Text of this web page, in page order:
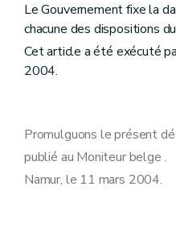
Le Gouvernement fixe la
chacune des dispositions
Cet article a été exécuté
2004.
Promulguons le présent
publié au Moniteur belge .
Namur, le 11 mars 2004.